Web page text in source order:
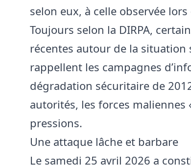
selon eux, à celle observée
Toujours selon la DIRPA,
récentes autour de la situation
rappellent les campagnes
dégradation sécuritaire de
autorités, les forces maliennes
pressions.
Une attaque lâche et barbare
Le samedi 25 avril 2026 a